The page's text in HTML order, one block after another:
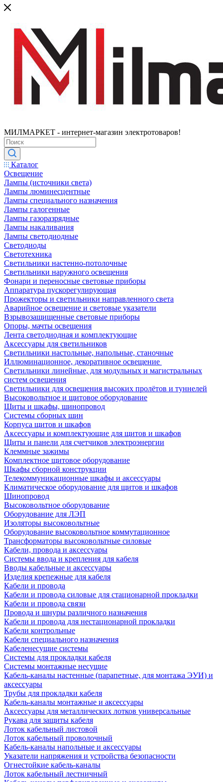
МИЛМАРКЕТ - интернет-магазин электротоваров!
Каталог
Освещение
Лампы (источники света)
Лампы люминесцентные
Лампы специального назначения
Лампы галогенные
Лампы газоразрядные
Лампы накаливания
Лампы светодиодные
Светодиоды
Светотехника
Светильники настенно-потолочные
Светильники наружного освещения
Фонари и переносные световые приборы
Аппаратура пускорегулирующая
Прожекторы и светильники направленного света
Аварийное освещение и световые указатели
Взрывозащищенные световые приборы
Опоры, мачты освещения
Лента светодиодная и комплектующие
Аксессуары для светильников
Светильники настольные, напольные, станочные
Иллюминационное, декоративное освещение
Светильники линейные, для модульных и магистральных
систем освещения
Светильники для освещения высоких пролётов и туннелей
Высоковольтное и щитовое оборудование
Щиты и шкафы, шинопровод
Системы сборных шин
Корпуса щитов и шкафов
Аксессуары и комплектующие для щитов и шкафов
Щиты и панели для счетчиков электроэнергии
Клеммные зажимы
Комплектное щитовое оборудование
Шкафы сборной конструкции
Телекоммуникационные шкафы и аксессуары
Климатическое оборудование для щитов и шкафов
Шинопровод
Высоковольтное оборудование
Оборудование для ЛЭП
Изоляторы высоковольтные
Оборудование высоковольтное коммутационное
Трансформаторы высоковольтные силовые
Кабели, провода и аксессуары
Системы ввода и крепления для кабеля
Вводы кабельные и аксессуары
Изделия крепежные для кабеля
Кабели и провода
Кабели и провода силовые для стационарной прокладки
Кабели и провода связи
Провода и шнуры различного назначения
Кабели и провода для нестационарной прокладки
Кабели контрольные
Кабели специального назначения
Кабеленесущие системы
Системы для прокладки кабеля
Системы монтажные несущие
Кабель-каналы настенные (парапетные, для монтажа ЭУИ) и
аксессуары
Трубы для прокладки кабеля
Кабель-каналы монтажные и аксессуары
Аксессуары для металлических лотков универсальные
Рукава для защиты кабеля
Лоток кабельный листовой
Лоток кабельный проволочный
Кабель-каналы напольные и аксессуары
Указатели напряжения и устройства безопасности
Огнестойкие кабель-каналы
Лоток кабельный лестничный